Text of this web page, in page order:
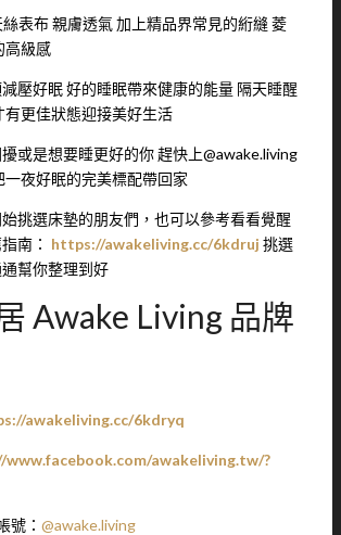
表布 親膚透氣 加上精品界常見的絎縫 菱
高級感
壓好眠 好的睡眠帶來健康的能量 隔天睡醒
有更佳狀態迎接美好生活
或是想要睡更好的你 趕快上@awake.living
一夜好眠的完美標配帶回家
挑選床墊的朋友們，也可以參考看看覺醒
南： https://awakeliving.cc/6kdruj 挑選
幫你整理到好
Awake Living 品牌
awakeliving.cc/6kdryq
awakeliving.tw/?
號： @awake.living